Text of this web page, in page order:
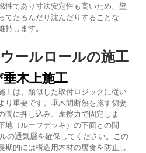
性であり寸法安定性も高いため、壁
てたるんだり沈んだりすることな
持します。
ールロールの施工
木上施工
工は、類似した取付ロジックに従い
り重要です。垂木間断熱を施す切妻
間に押し込み、摩擦力で固定しま
地（ルーフデッキ）の下面との間
の通気層を確保してください。この
期的には構造用木材の腐食を防止し